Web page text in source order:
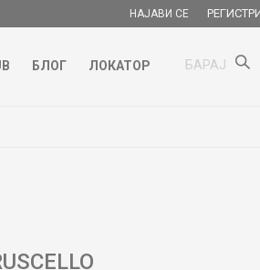
НАЈАВИ СЕ
БЛОГ ЛОКАТОР БАРАЈ